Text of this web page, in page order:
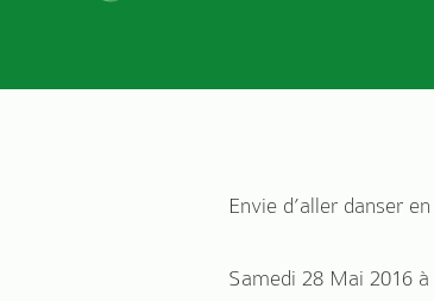
Envie d’aller danser
Samedi 28 Mai 2016